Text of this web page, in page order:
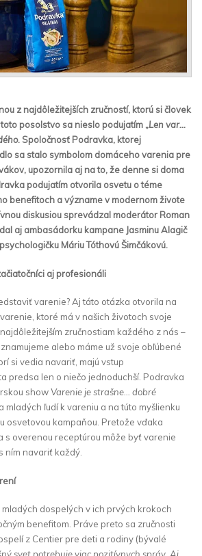
z najdôležitejších zručností, ktorú si človek
posolstvo sa nieslo podujatím „Len var…
. Spoločnosť Podravka, ktorej
sa stalo symbolom domáceho varenia pre
upozornila aj na to, že denne si doma
podujatím otvorila osvetu o téme
benefitoch a význame v modernom živote
diskusiou sprevádzal moderátor Roman
aj ambasádorku kampane Jasminu Alagič
Máriu Tóthovú Šimčákovú.
aj profesionáli
varenie? Aj táto otázka otvorila na
ktoré má v našich životoch svoje
zručnostiam každého z nás –
alebo máme už svoje obľúbené
si vedia navariť, majú vstup
predsa len o niečo jednoduchší. Podravka
showVarenie je strašne… dobré
mladých ľudí k vareniu a na túto myšlienku
osvetovou kampaňou. Pretože vďaka
s overenou receptúrou môže byť varenie
ním navariť každý.
dospelých v ich prvých krokoch
benefitom. Práve preto sa zručnosti
z Centier pre deti a rodiny (bývalé